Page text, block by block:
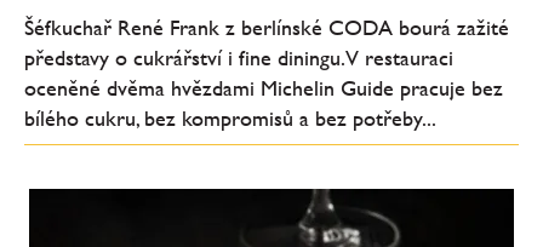
Šéfkuchař René Frank z berlínské CODA bourá zažité
představy o cukrářství i fine diningu. V restauraci
oceněné dvěma hvězdami Michelin Guide pracuje bez
bílého cukru, bez kompromisů a bez potřeby...